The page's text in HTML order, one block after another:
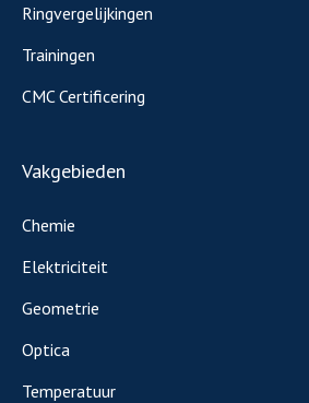
Ringvergelijkingen
Trainingen
CMC Certificering
Vakgebieden
Chemie
Elektriciteit
Geometrie
Optica
Temperatuur